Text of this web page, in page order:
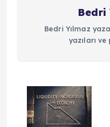
Bedri
Bedri Yılmaz
yazıları ve
Y